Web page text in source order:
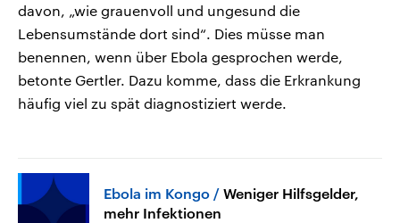
davon, „wie grauenvoll und ungesund die
Lebensumstände dort sind“. Dies müsse man
benennen, wenn über Ebola gesprochen werde,
betonte Gertler. Dazu komme, dass die Erkrankung
häufig viel zu spät diagnostiziert werde.
Ebola im Kongo
Weniger Hilfsgelder,
mehr Infektionen